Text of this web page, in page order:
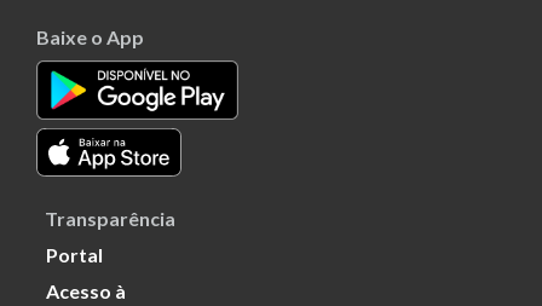
Baixe o App
Transparência
Portal
Acesso à